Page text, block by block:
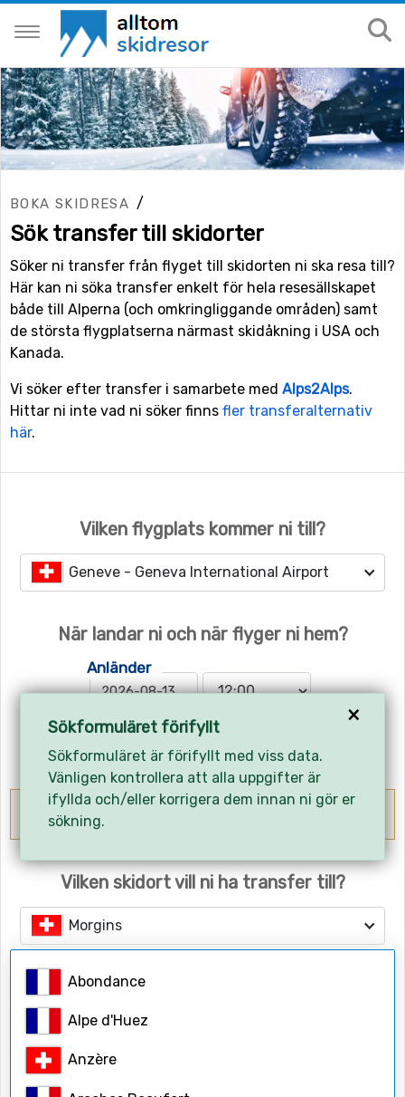
BOKA SKIDRESA /
Sök transfer till skidorter
Söker ni transfer från flyget till skidorten ni ska resa till?
Här kan ni söka transfer enkelt för hela resesällskapet
både till Alperna (och omkringliggande områden) samt
de största flygplatserna närmast skidåkning i USA och
Kanada.
Vi söker efter transfer i samarbete med Alps2Alps.
Hittar ni inte vad ni söker finns fler transferalternativ
här.
Vilken flygplats kommer ni till?
Geneve - Geneva International Airport
När landar ni och när flyger ni hem?
Anländer
Hemresa
OBS! Ange flygets hemresetid.
Vilken skidort vill ni ha transfer till?
Morgins
Abondance
Alpe d'Huez
Anzère
Antalet personer
Vuxna
×
Sökformuläret förifyllt
Sökformuläret är förifyllt med viss data.
Vänligen kontrollera att alla uppgifter är
ifyllda och/eller korrigera dem innan ni gör er
sökning.